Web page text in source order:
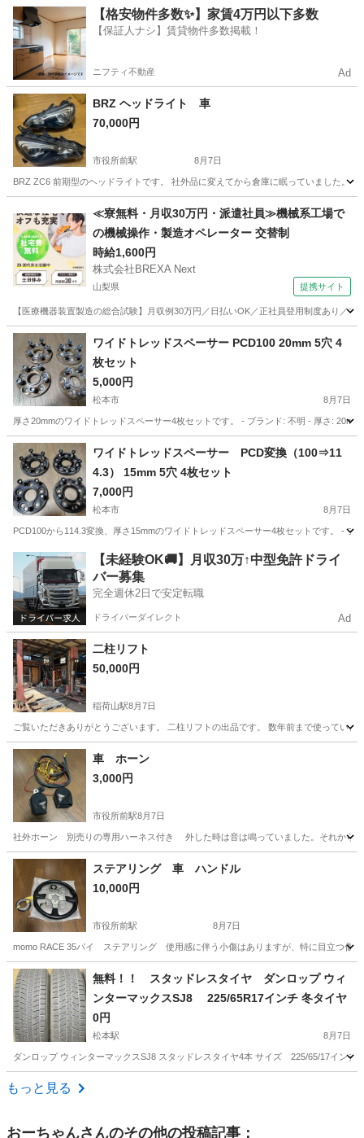
長野 長野市 長野駅 その他 シエクル
【格安物件多数✨】家賃4万円以下多数
【保証人ナシ】賃貸物件多数掲載！
ニフティ不動産 Ad
BRZ ヘッドライト 車
70,000円
市役所前駅 8月7日
BRZ ZC6 前期型のヘッドライトです。 社外品に変えてから倉庫に眠っていました。
市役所前駅 外装、車外用品
≪寮無料・月収30万円・派遣社員≫機械系工場で
の機械操作・製造オペレーター 交替制
時給1,600円
株式会社BREXA Next
山梨県 提携サイト
【医療機器装置製造の総合試験】月収例30万円／日払いOK／正社員登用制度あり
山梨 その他
ワイドトレッドスペーサー PCD100 20mm 5穴 4
枚セット
5,000円
松本市 8月7日
厚さ20mmのワイドトレッドスペーサー4枚セットです。 - ブランド: 不明 - 厚さ:
長野 松本市 車のパーツ
ワイドトレッドスペーサー PCD変換（100⇒11
4.3） 15mm 5穴 4枚セット
7,000円
松本市 8月7日
PCD100から114.3変換、厚さ15mmのワイドトレッドスペーサー4枚セットです。 - ブ
長野 松本市 車のパーツ
【未経験OK🚚】月収30万↑中型免許ドライ
バー募集
完全週休2日で安定転職
ドライバーダイレクト Ad
二柱リフト
50,000円
稲荷山駅8月7日
ご覧いただきありがとうございます。 二柱リフトの出品です。 数年前まで使ってい
長野 長野市 稲荷山駅
車 ホーン
3,000円
市役所前駅8月7日
社外ホーン 別売りの専用ハーネス付き 外した時は音は鳴っていました。それから
長野 長野市 市役所前駅 その他
ステアリング 車 ハンドル
10,000円
市役所前駅 8月7日
momo RACE 35パイ ステアリング 使用感に伴う小傷はありますが、特に目立つ
長野 長野市 市役所前駅 内装、インテリア
無料！！ スタッドレスタイヤ ダンロップ ウィ
ンターマックスSJ8 225/65R17インチ 冬タイヤ
0円
松本駅 8月7日
ダンロップ ウィンターマックスSJ8 スタッドレスタイヤ4本 サイズ 225/65/17イン
長野 松本市
もっと見る
おーちゃんさんのその他の投稿記事：